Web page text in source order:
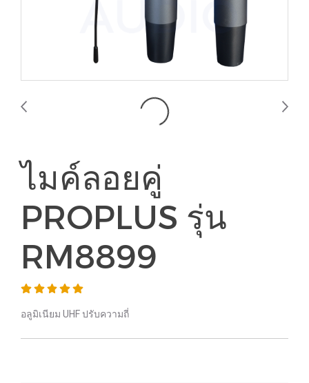
ไมค์ลอยคู่
PROPLUS รุ่น
RM8899
อลูมิเนียม UHF ปรับความถี่